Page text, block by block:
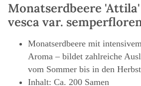
Monatserdbeere
vesca var.
Monatserdbeere mit
Aroma – bildet zahlreiche
vom Sommer bis in den
Inhalt: Ca. 200 Samen